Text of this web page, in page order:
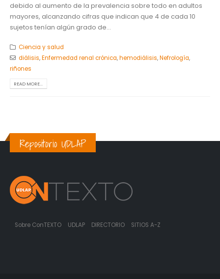
debido al aumento de la prevalencia sobre todo en adultos
mayores, alcanzando cifras que indican que 4 de cada 10
sujetos tenían algún grado de...
Ciencia y salud
diálisis,Enfermedad renal crónica,hemodiálisis,Nefrología,
riñones
READ MORE...
Repositorio UDLAP
Sobre ConTEXTO UDLAP DIRECTORIO SITIOS A-Z